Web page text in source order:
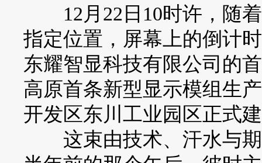
12月22日10时许，随着
指定位置，屏幕上的倒计
东耀智显科技有限公司的
高原首条新型显示模组生
开发区东川工业园区正式
这束由技术、汗水与期